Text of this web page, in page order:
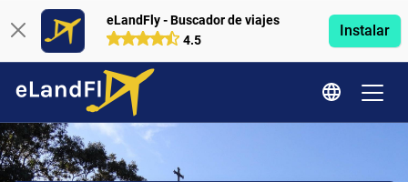
eLandFly - Buscador de viajes
4.5
Instalar